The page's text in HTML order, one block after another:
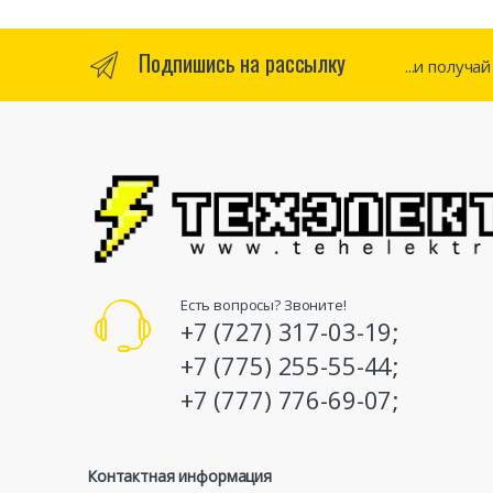
Подпишись на рассылку ...и получай
Есть вопросы? Звоните!
+7 (727) 317-03-19;
+7 (775) 255-55-44;
+7 (777) 776-69-07;
Контактная информация